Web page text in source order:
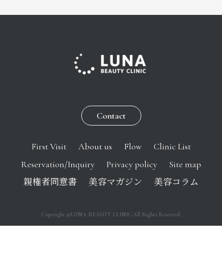
Contact
First Visit About us Flow
Clinic List
Reservation/Inquiry
Privacy policy
Site map
親権者同意書
美容マガジン 美容コラム
Copyright ©LUNA BEAUTY CLINIC.All Rights Reserved.